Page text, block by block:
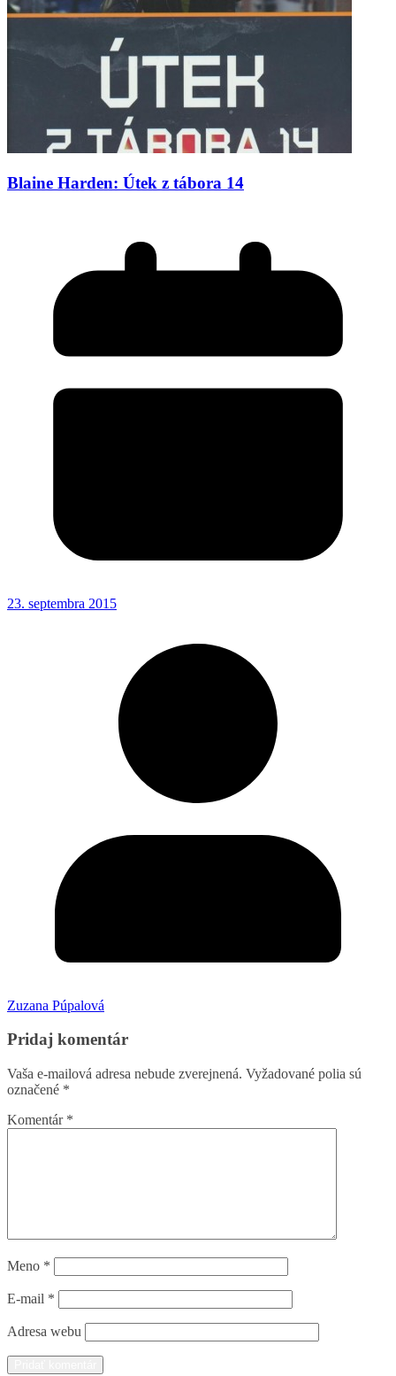
Blaine Harden: Útek z tábora 14
23. septembra 2015
Zuzana Púpalová
Pridaj komentár
Vaša e-mailová adresa nebude zverejnená. Vyžadované polia sú
označené *
Komentár *
Meno *
E-mail *
Adresa webu